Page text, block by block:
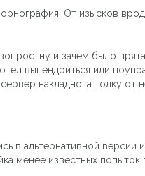
От изысков
ну и зачем было
выпендриться или
накладно, а толку от
в альтернативной
менее известных